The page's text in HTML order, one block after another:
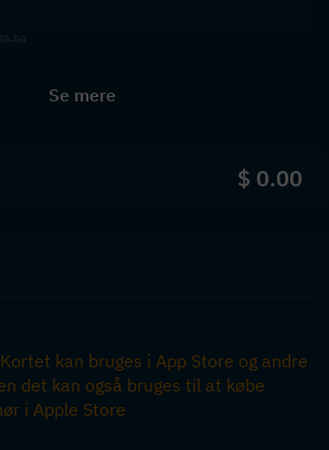
Se mere
$ 0.00
kan bruges i App Store og andre
det kan også bruges til at købe
i Apple Store